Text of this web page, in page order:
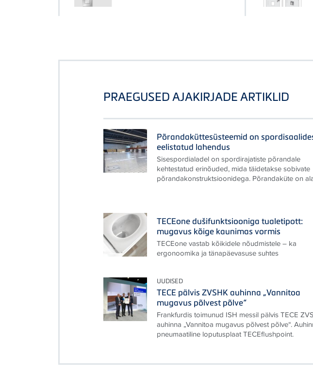
PRAEGUSED AJAKIRJADE ARTIKLID
Põrandaküttesüsteemid on
eelistatud lahendus
Sisespordialadel on spordirajatiste põrandale
kehtestatud erinõuded, mida täidetakse sobivate
põrandakonstruktsioonidega. Põrandaküte on
TECEone dušifunktsiooniga tualetipott:
mugavus kõige kaunimas vormis
TECEone vastab kõikidele nõudmistele – ka
ergonoomika ja tänapäevasuse suhtes
UUDISED
TECE pälvis ZVSHK auhinna „Vannitoa
mugavus põlvest põlve“
Frankfurdis toimunud ISH messil pälvis TECE
auhinna „Vannitoa mugavus põlvest põlve“.
pneumaatiline loputusplaat TECEflushpoint.